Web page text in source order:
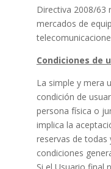
Directiva 2008/63
mercados de
Condiciones de
La simple y mera
condición de
persona física o
implica la
reservas de todas
condiciones